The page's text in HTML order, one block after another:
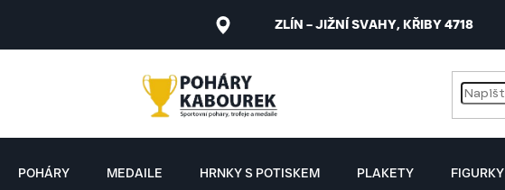
ZLÍN – JIŽNÍ SVAHY, KŘIBY 4718
POHÁRY MEDAILE HRNKY S POTISKEM PLAKETY FIGURKY